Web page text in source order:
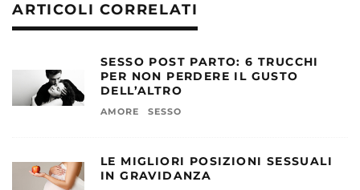
ARTICOLI CORRELATI
SESSO POST PARTO: 6 TRUCCHI
PER NON PERDERE IL GUSTO
DELL’ALTRO
AMORE SESSO
LE MIGLIORI POSIZIONI SESSUALI
IN GRAVIDANZA